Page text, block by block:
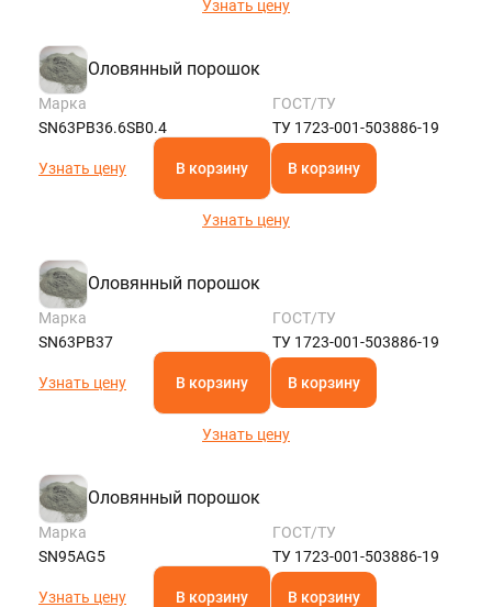
Узнать цену
Оловянный порошок
Марка
SN63PB36.6SB0.4
ГОСТ/ТУ
ТУ 1723-001-503886-19
Узнать цену В корзину В корзину
Узнать цену
Оловянный порошок
Марка
SN63PB37
ГОСТ/ТУ
ТУ 1723-001-503886-19
Узнать цену В корзину В корзину
Узнать цену
Оловянный порошок
Марка
SN95AG5
ГОСТ/ТУ
ТУ 1723-001-503886-19
Узнать цену В корзину В корзину